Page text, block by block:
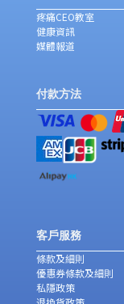
疼痛CEO教室
健康資訊
媒體報道
付款方法
客戶服務
條款及細則
優惠券條款及細則
私隱政策